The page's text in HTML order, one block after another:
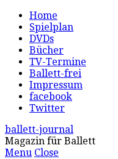
Home
Spielplan
DVDs
Bücher
TV-Termine
Ballett-frei
Impressum
facebook
Twitter
ballett-journal
Magazin für Ballett
Menu Close